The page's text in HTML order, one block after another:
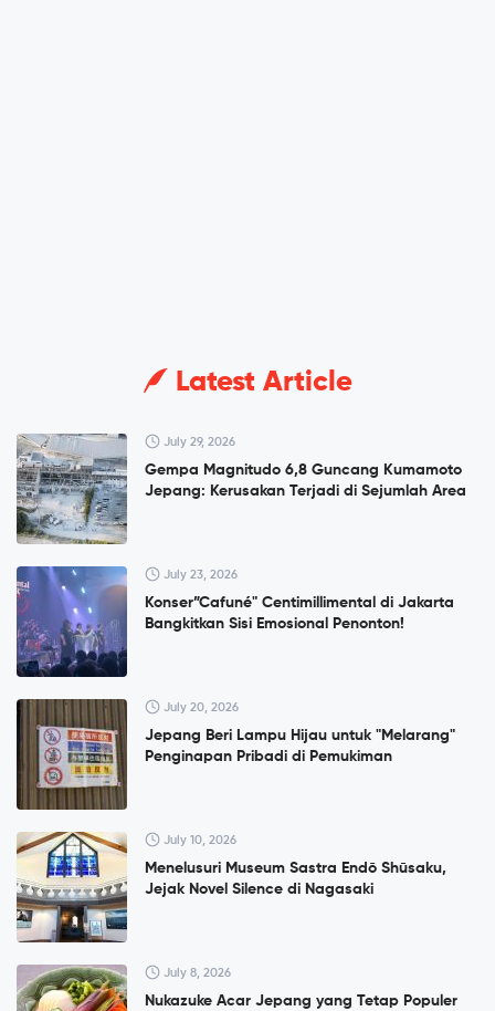
Latest Article
July 29, 2026
Gempa Magnitudo 6,8 Guncang Kumamoto
Jepang: Kerusakan Terjadi di Sejumlah Area
July 23, 2026
Konser”Cafuné" Centimillimental di Jakarta
Bangkitkan Sisi Emosional Penonton!
July 20, 2026
Jepang Beri Lampu Hijau untuk "Melarang"
Penginapan Pribadi di Pemukiman
July 10, 2026
Menelusuri Museum Sastra Endō Shūsaku,
Jejak Novel Silence di Nagasaki
July 8, 2026
Nukazuke Acar Jepang yang Tetap Populer